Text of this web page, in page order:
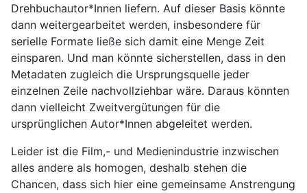
Drehbuchautor*Innen liefern. Auf dieser Basis könnte
dann weitergearbeitet werden, insbesondere für
serielle Formate ließe sich damit eine Menge Zeit
einsparen. Und man könnte sicherstellen, dass in den
Metadaten zugleich die Ursprungsquelle jeder
einzelnen Zeile nachvollziehbar wäre. Daraus könnten
dann vielleicht Zweitvergütungen für die
ursprünglichen Autor*Innen abgeleitet werden.
Leider ist die Film,- und Medienindustrie inzwischen
alles andere als homogen, deshalb stehen die
Chancen, dass sich hier eine gemeinsame Anstrengung